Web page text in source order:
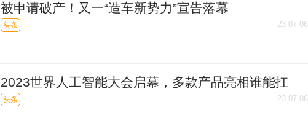
被申请破产！又一“造车新势力”宣告落幕
头条 23-07-06
2023世界人工智能大会启幕，多款产品亮相谁能扛
鼎“国产大模型”未来？
头条 23-07-06